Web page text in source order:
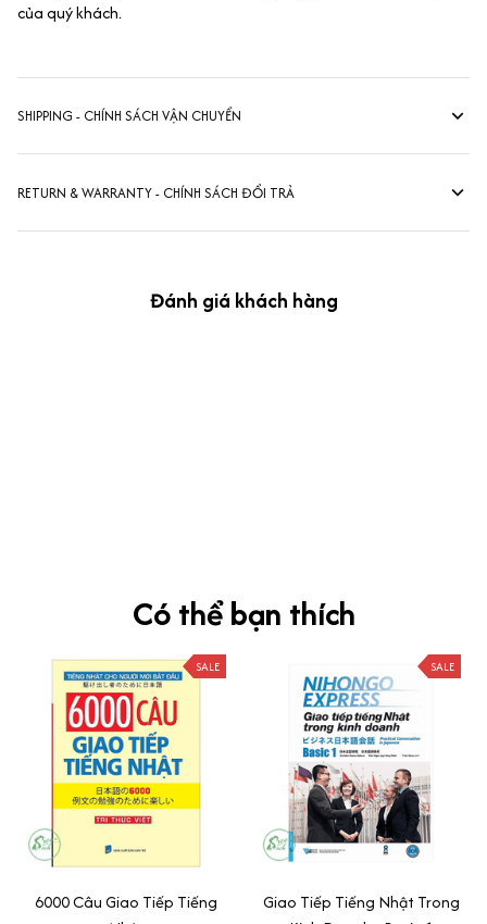
của quý khách.
SHIPPING - CHÍNH SÁCH VẬN CHUYỂN
RETURN & WARRANTY - CHÍNH SÁCH ĐỔI TRẢ
Đánh giá khách hàng
Có thể bạn thích
SALE
6000 Câu Giao Tiếp Tiếng
SALE
Giao Tiếp Tiếng Nhật Trong